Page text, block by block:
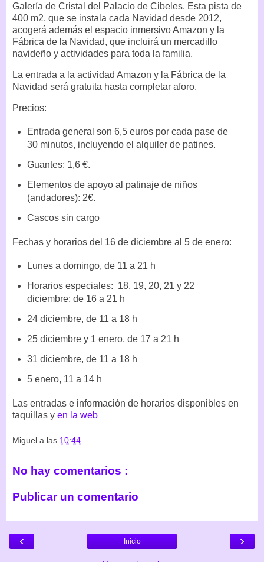
Galería de Cristal del Palacio de Cibeles. Esta pista de
400 m2, que se instala cada Navidad desde 2012,
acogerá además el espacio inmersivo Amazon y la
Fábrica de la Navidad, que incluirá un mercadillo
navideño y actividades para toda la familia.
La entrada a la actividad Amazon y la Fábrica de la
Navidad será gratuita hasta completar aforo.
Precios:
Entrada general son 6,5 euros por cada pase de
30 minutos, incluyendo el alquiler de patines.
Guantes: 1,6 €.
Elementos de apoyo al patinaje de niños
(andadores): 2€.
Cascos sin cargo
Fechas y horarios del 16 de diciembre al 5 de enero:
Lunes a domingo, de 11 a 21 h
Horarios especiales: 18, 19, 20, 21 y 22
diciembre: de 16 a 21 h
24 diciembre, de 11 a 18 h
25 diciembre y 1 enero, de 17 a 21 h
31 diciembre, de 11 a 18 h
5 enero, 11 a 14 h
Las entradas e información de horarios disponibles en
taquillas y en la web
Miguel a las 10:44
No hay comentarios :
Publicar un comentario
‹ ›
Inicio